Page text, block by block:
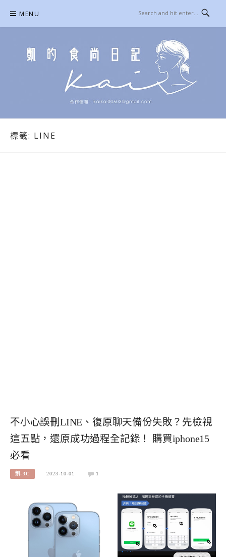
content
MENU
標籤: LINE
不小心誤刪LINE、復原聊天備份失敗？先檢視
這五點，還原成功過程全記錄！ 購買iphone15
必看
凱-3C 2023-10-01 1